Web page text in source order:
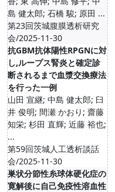
島 健太郎; 石橋 駿; 原田 ...
第23回茨城腹膜透析研究
会/2025-11-30
抗GBM抗体陽性RPGNに対
し,ループス腎炎と確定診
断されるまで血漿交換療法
を行った一例
山田 宣継; 中島 健太郎; 臼
井 俊明; 間瀬 かおり; 齋藤
知栄; 杉田 直輝; 近藤 裕也;
...
第59回茨城人工透析談話
会/2025-11-30
巣状分節性糸球体硬化症の
寛解後に自己免疫性溶血性